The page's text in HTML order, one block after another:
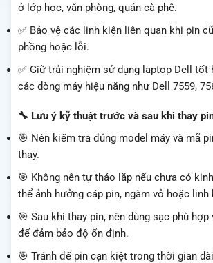
ở lớp học, văn phòng, quán cà phê.
✅ Bảo vệ các linh kiện liên quan khi pin
phồng hoặc lỗi.
✅ Giữ trải nghiệm sử dụng laptop Dell tốt
các dòng máy hiệu năng như Dell 7559,
🔧 Lưu ý kỹ thuật trước và sau khi thay
🎯 Nên kiểm tra đúng model máy và mã
thay.
🎯 Không nên tự tháo lắp nếu chưa có
thể ảnh hưởng cáp pin, ngàm vỏ hoặc linh
🎯 Sau khi thay pin, nên dùng sạc phù hợp
để đảm bảo độ ổn định.
🎯 Tránh để pin cạn kiệt trong thời gian